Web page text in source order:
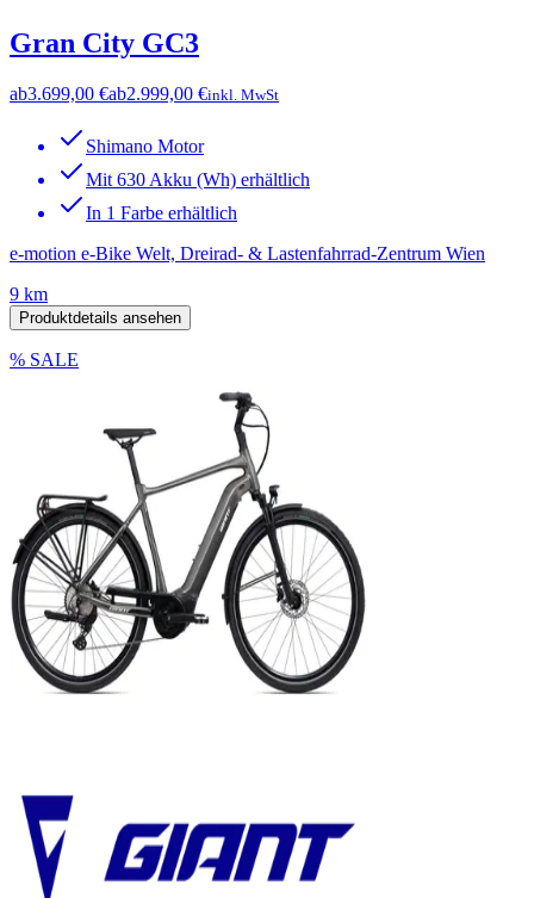
Gran City GC3
ab3.699,00 €ab2.999,00 €inkl. MwSt
Shimano Motor
Mit 630 Akku (Wh) erhältlich
In 1 Farbe erhältlich
e-motion e-Bike Welt, Dreirad- & Lastenfahrrad-Zentrum Wien
9 km
Produktdetails ansehen
% SALE